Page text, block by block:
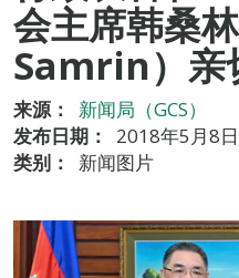
会主席韩桑
Samrin）亲
来源：
新闻局（GCS）
发布日期：
2018年5月8
类别：
新闻图片